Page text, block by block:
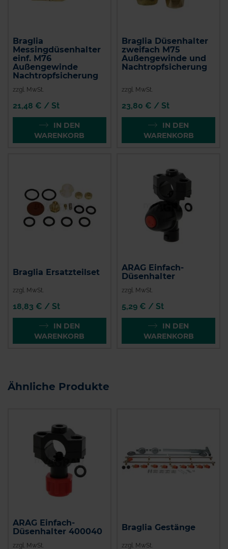
Braglia
Messingdüsenhalter
einf. M76
Außengewinde
Nachtropfsicherung
zzgl. MwSt.
21,48 € / St
IN DEN
WARENKORB
Braglia Düsenhalter
zweifach M75
Außengewinde und
Nachtropfsicherung
zzgl. MwSt.
23,80 € / St
IN DEN
WARENKORB
Braglia Ersatzteilset
zzgl. MwSt.
18,83 € / St
IN DEN
WARENKORB
ARAG Einfach-
Düsenhalter
zzgl. MwSt.
5,29 € / St
IN DEN
WARENKORB
Ähnliche Produkte
ARAG Einfach-
Düsenhalter 400040
zzgl. MwSt.
Braglia Gestänge
zzgl. MwSt.